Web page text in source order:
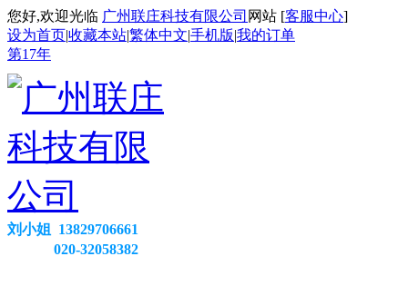
您好,欢迎光临 广州联庄科技有限公司 网站 [客服中心]
设为首页|收藏本站|繁体中文|手机版|我的订单
第17年
刘小姐 13829706661
020-32058382